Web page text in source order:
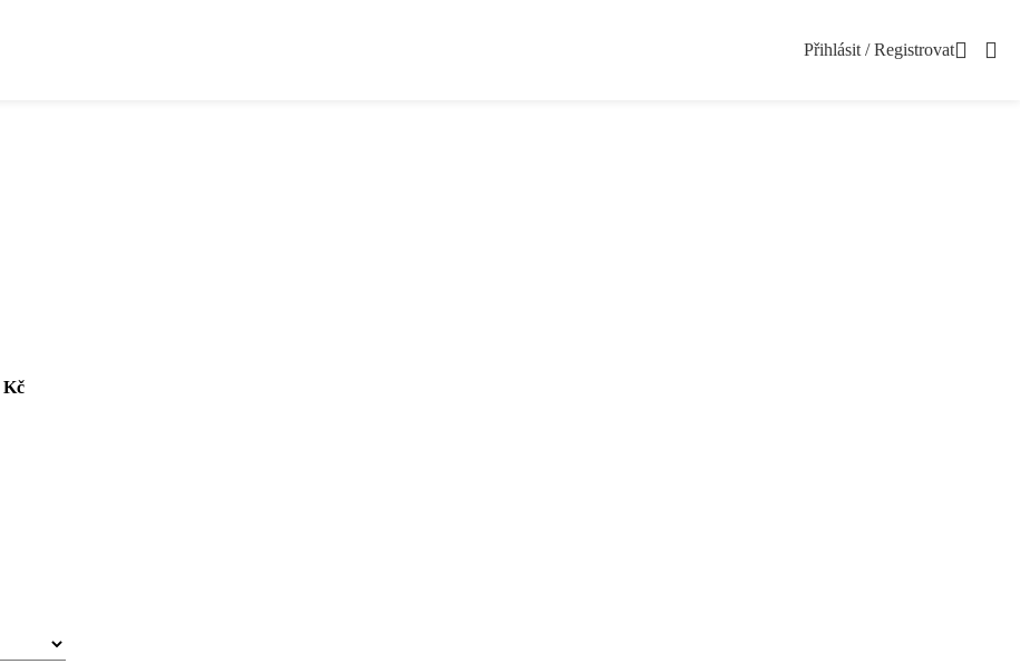
Přihlásit / Registrovat
Kč